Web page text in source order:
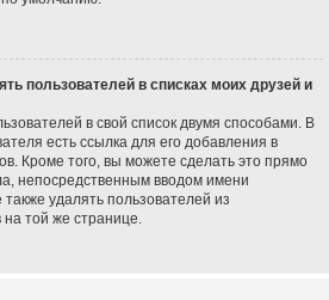
пользователей в списках моих друзей и
в свой список двумя способами. В
есть ссылка для его добавления в
Кроме того, вы можете сделать это прямо
непосредственным вводом имени
удалять пользователей из
на той же странице.